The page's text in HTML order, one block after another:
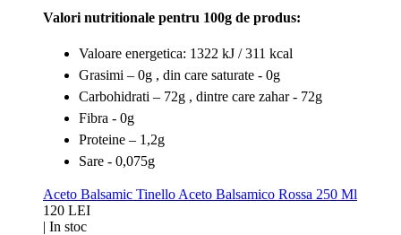
Valori nutritionale pentru 100g de produs:
Valoare energetica: 1322 kJ / 311 kcal
Grasimi – 0g , din care saturate - 0g
Carbohidrati – 72g , dintre care zahar - 72g
Fibra - 0g
Proteine – 1,2g
Sare - 0,075g
Aceto Balsamic Tinello Aceto Balsamico Rossa 250 Ml
120 LEI
| In stoc